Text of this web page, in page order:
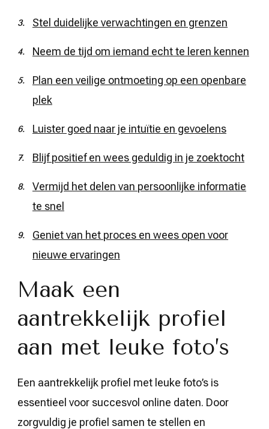
Stel duidelijke verwachtingen en grenzen
Neem de tijd om iemand echt te leren kennen
Plan een veilige ontmoeting op een openbare
plek
Luister goed naar je intuïtie en gevoelens
Blijf positief en wees geduldig in je zoektocht
Vermijd het delen van persoonlijke informatie
te snel
Geniet van het proces en wees open voor
nieuwe ervaringen
Maak een
aantrekkelijk profiel
aan met leuke foto’s
Een aantrekkelijk profiel met leuke foto’s is
essentieel voor succesvol online daten. Door
zorgvuldig je profiel samen te stellen en